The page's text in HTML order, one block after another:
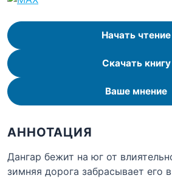
Начать чтение
Скачать книгу
Ваше мнение
АННОТАЦИЯ
Дангар бежит на юг от
зимняя дорога забрасывает его